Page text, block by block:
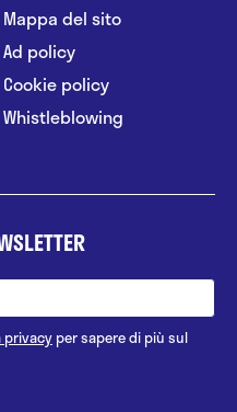
Mappa del sito
Ad policy
Cookie policy
Whistleblowing
privacy per sapere di più sul